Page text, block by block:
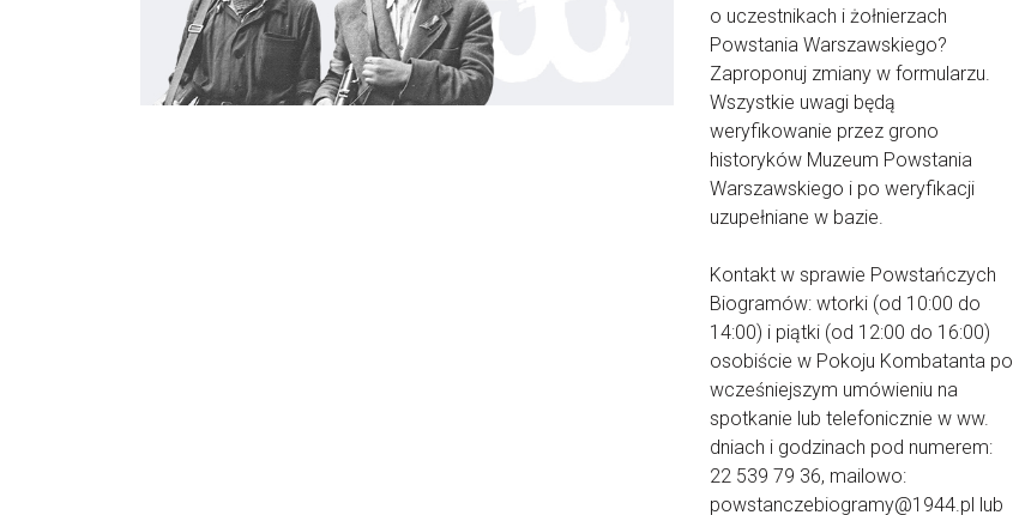
o uczestnikach i żołnierzach
Powstania Warszawskiego?
Zaproponuj zmiany w formularzu.
Wszystkie uwagi będą
weryfikowanie przez grono
historyków Muzeum Powstania
Warszawskiego i po weryfikacji
uzupełniane w bazie.
Kontakt w sprawie Powstańczych
Biogramów: wtorki (od 10:00 do
14:00) i piątki (od 12:00 do 16:00)
osobiście w Pokoju Kombatanta po
wcześniejszym umówieniu na
spotkanie lub telefonicznie w ww.
dniach i godzinach pod numerem:
22 539 79 36, mailowo:
powstanczebiogramy@1944.pl lub